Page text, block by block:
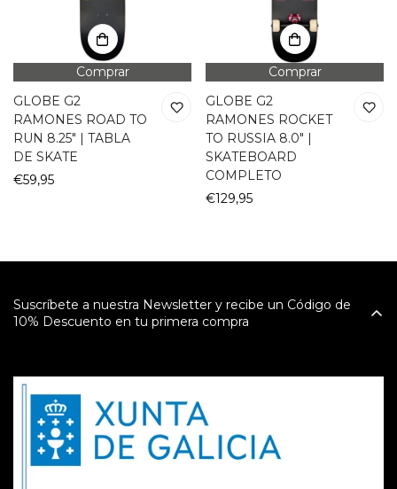
Comprar
GLOBE G2
RAMONES ROAD TO
RUN 8.25" | TABLA
DE SKATE
Precio
€59,95
Comprar
GLOBE G2
RAMONES ROCKET
TO RUSSIA 8.0" |
SKATEBOARD
COMPLETO
Precio
€129,95
Suscríbete a nuestra Newsletter y recibe un Código de
10% Descuento en tu primera compra